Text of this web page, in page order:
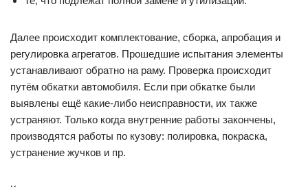
Далее происходит комплектование, сборка, апробация и
регулировка агрегатов. Прошедшие испытания элементы
устанавливают обратно на раму. Проверка происходит
путём обкатки автомобиля. Если при обкатке были
выявлены ещё какие-либо неисправности, их также
устраняют. Только когда внутренние работы закончены,
производятся работы по кузову: полировка, покраска,
устранение жучков и пр.